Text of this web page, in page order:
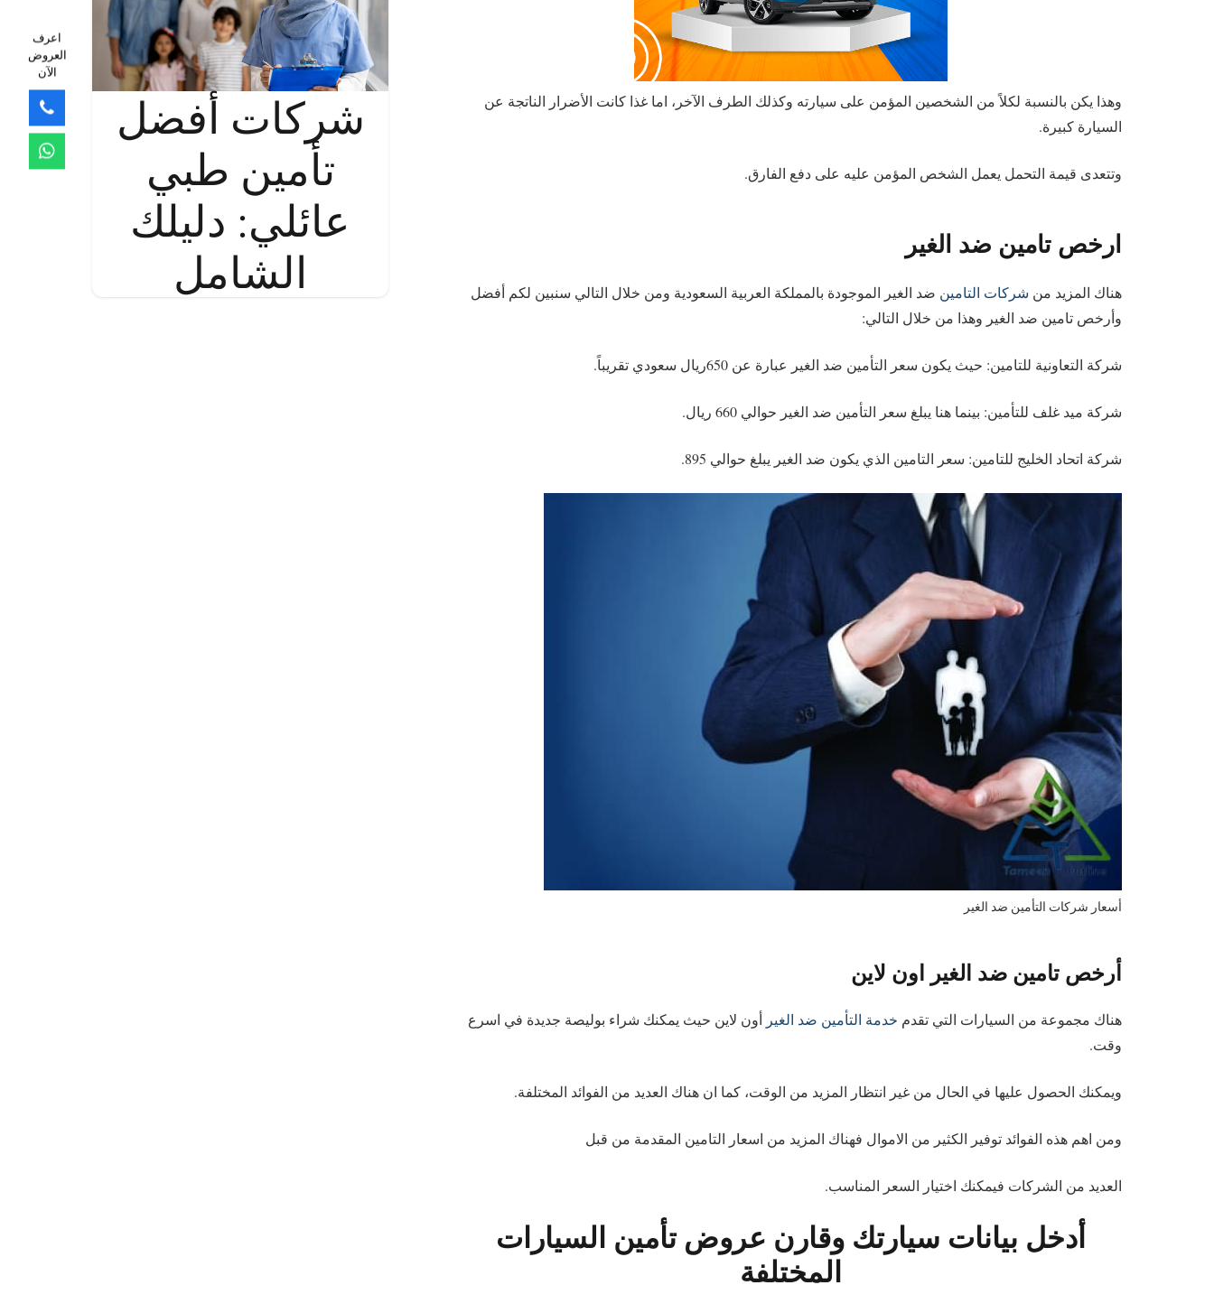
وهذا يكن بالنسبة لكلاً من الشخصين المؤمن على سيارته وكذلك الطرف الآخر، اما غذا كانت الأضرار الناتجة عن
السيارة كبيرة.
وتتعدى قيمة التحمل يعمل الشخص المؤمن عليه على دفع الفارق.
ارخص تامين ضد الغير
هناك المزيد من شركات التامين ضد الغير الموجودة بالمملكة العربية السعودية ومن خلال التالي سنبين لكم أفضل
وأرخص تامين ضد الغير وهذا من خلال التالي:
شركة التعاونية للتامين: حيث يكون سعر التأمين ضد الغير عبارة عن 650ريال سعودي تقريباً.
شركة ميد غلف للتأمين: بينما هنا يبلغ سعر التأمين ضد الغير حوالي 660 ريال.
شركة اتحاد الخليج للتامين: سعر التامين الذي يكون ضد الغير يبلغ حوالي 895.
أسعار شركات التأمين ضد الغير
أرخص تامين ضد الغير اون لاين
هناك مجموعة من السيارات التي تقدم خدمة التأمين ضد الغير أون لاين حيث يمكنك شراء بوليصة جديدة في اسرع
وقت.
ويمكنك الحصول عليها في الحال من غير انتظار المزيد من الوقت، كما ان هناك العديد من الفوائد المختلفة.
ومن اهم هذه الفوائد توفير الكثير من الاموال فهناك المزيد من اسعار التامين المقدمة من قبل
العديد من الشركات فيمكنك اختيار السعر المناسب.
أدخل بيانات سيارتك وقارن عروض تأمين السيارات
المختلفة
شركات أفضل
تأمين طبي
عائلي: دليلك
الشامل
اعرف
العروض
الآن